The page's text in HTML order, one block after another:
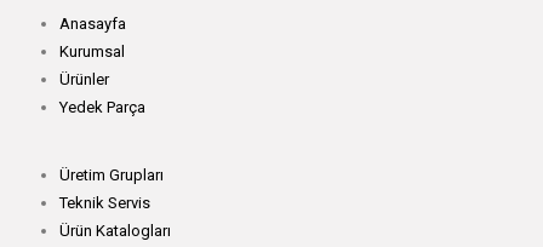
Anasayfa
Kurumsal
Ürünler
Yedek Parça
Üretim Grupları
Teknik Servis
Ürün Katalogları